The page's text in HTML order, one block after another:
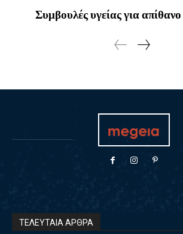
Συμβουλές υγείας για
ΤΕΛΕΥΤΑΙΑ ΑΡΘΡΑ